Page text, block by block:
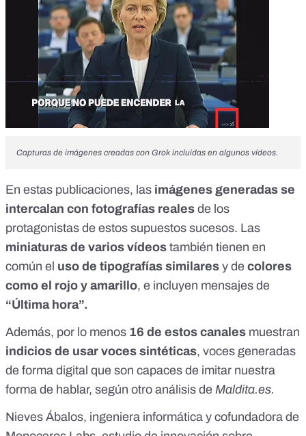
Capturas de imágenes creadas con Grok incluidas en algunos vídeos.
En estas publicaciones, las imágenes generadas se
intercalan con fotografías reales de los
protagonistas de estos supuestos sucesos. Las
miniaturas de varios vídeos también tienen en
común el uso de tipografías similares y de colores
como el rojo y amarillo, e incluyen mensajes de
“Última hora”.
Además, por lo menos 16 de estos canales muestran
indicios de usar voces sintéticas, voces generadas
de forma digital que son capaces de imitar nuestra
forma de hablar, según otro análisis de Maldita.es.
Nieves Ábalos, ingeniera informática y cofundadora de